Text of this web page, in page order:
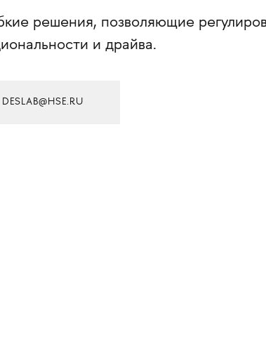
решения, позволяющие
и драйва.
DESLAB@HSE.RU